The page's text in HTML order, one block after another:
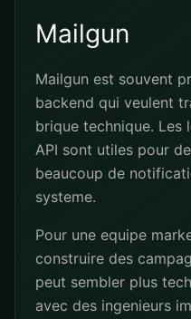
Mailgun
Mailgun est souvent
backend qui veulent
brique technique. Les
API sont utiles pour
beaucoup de
systeme.
Pour une equipe
construire des
peut sembler plus
avec des ingenieurs